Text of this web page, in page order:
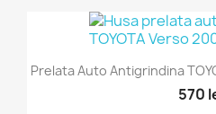
Prelata Auto Antigrindina
570